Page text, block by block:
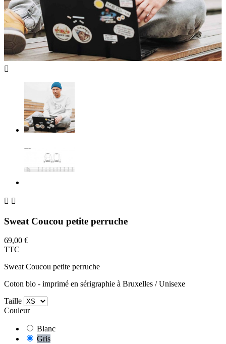

 
Sweat Coucou petite perruche
69,00 €
TTC
Sweat Coucou petite perruche
Coton bio - imprimé en sérigraphie à Bruxelles / Unisexe
Taille
Couleur
Blanc
Gris